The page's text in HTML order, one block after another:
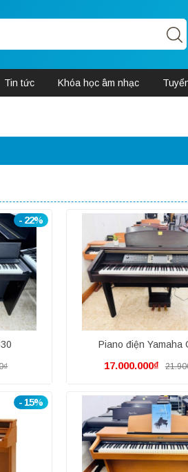
Tin tức Khóa học âm nhạc
- 22%
Piano điện Yamaha
17.000.000₫
- 15%